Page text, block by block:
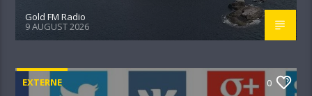
Gold FM Radio
9 AUGUST 2026
EXTERNE 0